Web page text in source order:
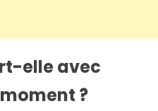
elle avec
?